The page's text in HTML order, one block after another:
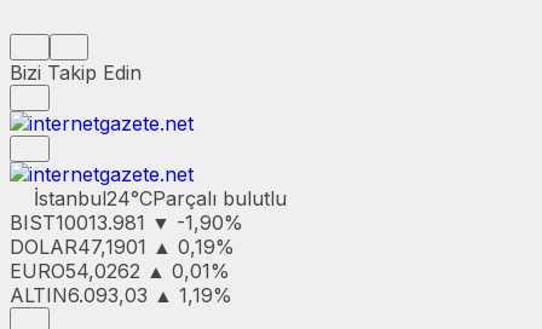
Bizi Takip Edin
İstanbul24°CParçalı bulutlu
BIST10013.981 ▼ -1,90%
DOLAR47,1901 ▲ 0,19%
EURO54,0262 ▲ 0,01%
ALTIN6.093,03 ▲ 1,19%